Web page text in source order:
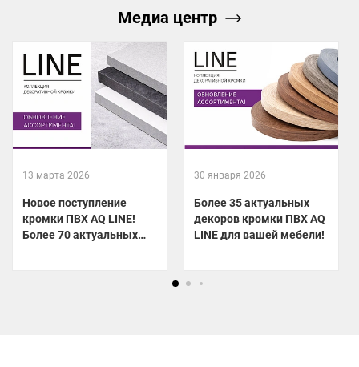
Медиа центр
13 марта 2026
Новое поступление
кромки ПВХ AQ LINE!
Более 70 актуальных
30 января 2026
Более 35 актуальных
декоров кромки ПВХ AQ
LINE для вашей мебели!